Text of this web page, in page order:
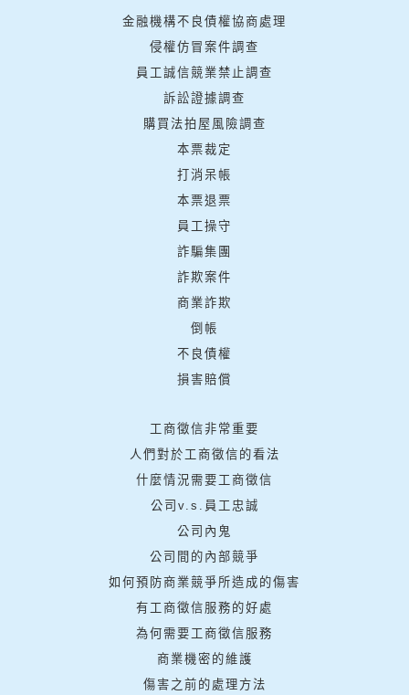
金融機構不良債權協商處理
侵權仿冒案件調查
員工誠信競業禁止調查
訴訟證據調查
購買法拍屋風險調查
本票裁定
打消呆帳
本票退票
員工操守
詐騙集團
詐欺案件
商業詐欺
倒帳
不良債權
損害賠償
工商徵信非常重要
人們對於工商徵信的看法
什麼情況需要工商徵信
公司v.s.員工忠誠
公司內鬼
公司間的內部競爭
如何預防商業競爭所造成的傷害
有工商徵信服務的好處
為何需要工商徵信服務
商業機密的維護
傷害之前的處理方法